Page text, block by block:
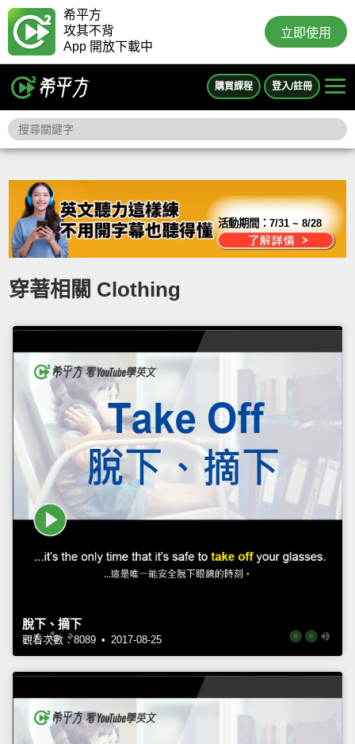
希平方
攻其不背
App 開放下載中
立即使用
購買課程 登入/註冊
活動期間：7/31 ~ 8/28
穿著相關 Clothing
脫下、摘下
觀看次數：8089 • 2017-08-25